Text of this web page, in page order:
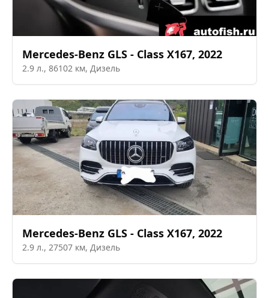
Mercedes-Benz GLS - Class X167, 2022
2.9 л., 86102 км, Дизель
Mercedes-Benz GLS - Class X167, 2022
2.9 л., 27507 км, Дизель